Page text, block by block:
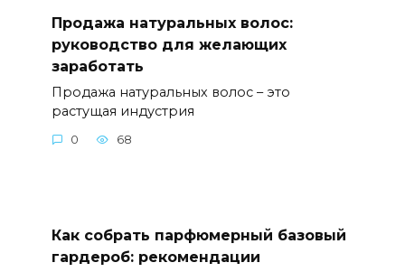
Продажа натуральных волос:
руководство для желающих
заработать
Продажа натуральных волос – это
растущая индустрия
0 68
Как собрать парфюмерный базовый
гардероб: рекомендации